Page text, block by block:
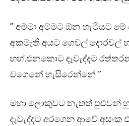
” අම්මා අම්මට ඕන හැටියට
අකමැති අයට ගෙවල්
හහ්.එනකොට දෑවැද්දට
වගෙනේ හැසිරෙන්නේ ”
මහා ලොකුවට නැතත් පුළුවන්
දෑවැද්දට අරගෙන ආවේ අසංක